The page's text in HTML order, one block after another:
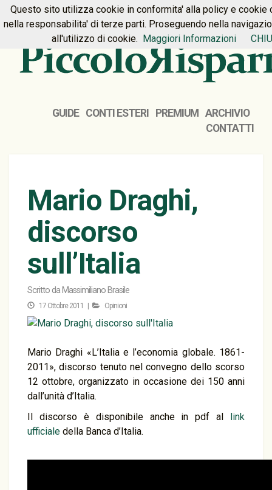
HOME PREMIUM CONTATTI
GUIDE CONTI ESTERI PREMIUM
ARCHIVIO
CONTATTI
Mario Draghi,
discorso
sull’Italia
Scritto da Massimiliano Brasile
17 Ottobre 2011 | Opinioni
Mario Draghi «L’Italia e l’economia globale. 1861-
2011», discorso tenuto nel convegno dello scorso
12 ottobre, organizzato in occasione dei 150 anni
dall’unità d’Italia.
Il discorso è disponibile anche in pdf al link
ufficiale della Banca d’Italia.
Questo sito utilizza cookie in conformita' alla policy e cookie
nella responsabilita' di terze parti. Proseguendo nella
all'utilizzo di cookie. Maggiori Informazioni